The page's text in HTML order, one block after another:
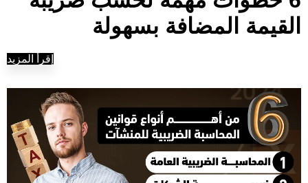
القيمة المضافة بسهولة
إقرأ المزيد